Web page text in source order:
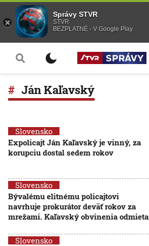
Ján Kaľavský
Slovensko
Expolicajt Ján Kaľavský je vinný, za
korupciu dostal sedem rokov
Slovensko
Bývalému elitnému policajtovi
navrhuje prokurátor deväť rokov za
mrežami. Kaľavský obvinenia odmieta
Slovensko
Správy STVR
STVR
BEZPLATNÉ - V Google Play